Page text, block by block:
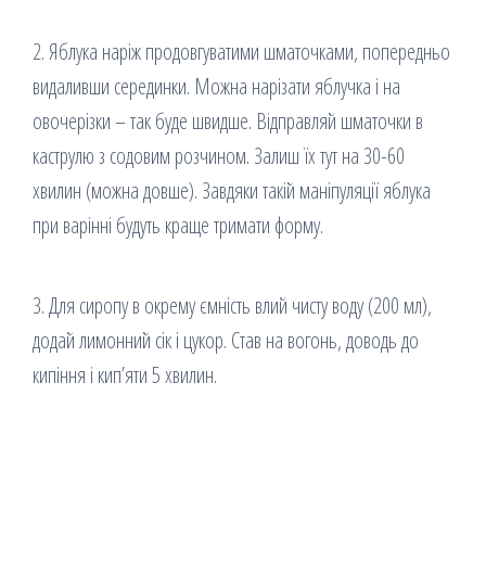
2. Яблука наріж продовгуватими шматочками, попередньо
видаливши серединки. Можна нарізати яблучка і на
овочерізки – так буде швидше. Відправляй шматочки в
каструлю з содовим розчином. Залиш їх тут на 30-60
хвилин (можна довше). Завдяки такій маніпуляції яблука
при варінні будуть краще тримати форму.
3. Для сиропу в окрему ємність влий чисту воду (200 мл),
додай лимонний сік і цукор. Став на вогонь, доводь до
кипіння і кип’яти 5 хвилин.